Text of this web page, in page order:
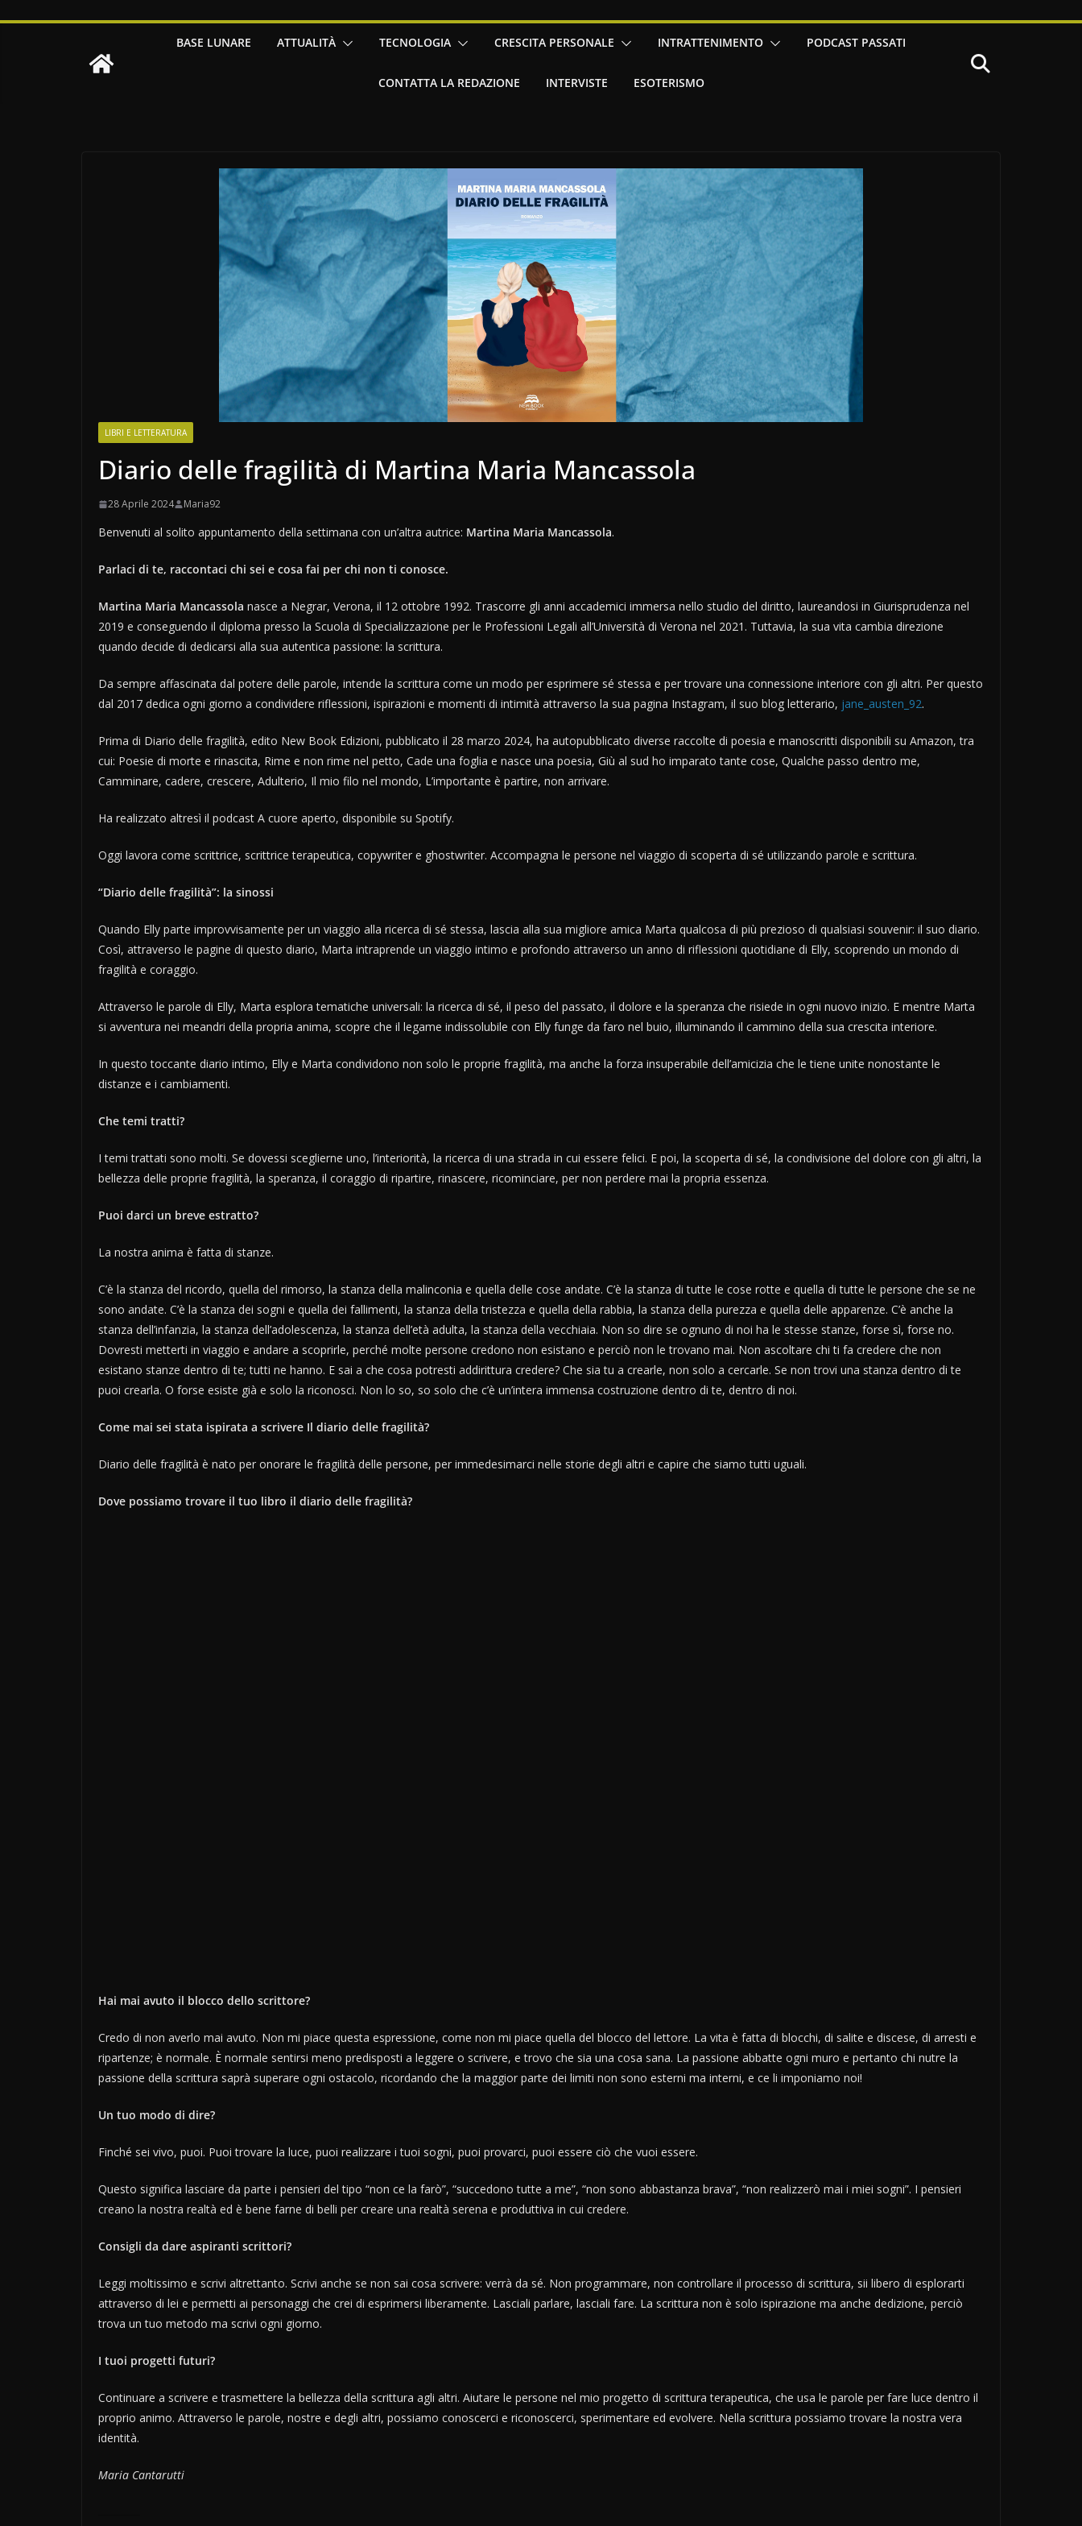
BASE LUNARE ATTUALITÀ TECNOLOGIA CRESCITA PERSONALE INTRATTENIMENTO PODCAST PASSATI
CONTATTA LA REDAZIONE INTERVISTE ESOTERISMO
LIBRI E LETTERATURA
Diario delle fragilità di Martina Maria Mancassola
28 Aprile 2024 Maria92
Benvenuti al solito appuntamento della settimana con un’altra autrice: Martina Maria Mancassola.
Parlaci di te, raccontaci chi sei e cosa fai per chi non ti conosce.
Martina Maria Mancassola nasce a Negrar, Verona, il 12 ottobre 1992. Trascorre gli anni accademici immersa nello studio del diritto, laureandosi in Giurisprudenza nel
2019 e conseguendo il diploma presso la Scuola di Specializzazione per le Professioni Legali all’Università di Verona nel 2021. Tuttavia, la sua vita cambia direzione
quando decide di dedicarsi alla sua autentica passione: la scrittura.
Da sempre affascinata dal potere delle parole, intende la scrittura come un modo per esprimere sé stessa e per trovare una connessione interiore con gli altri. Per questo
dal 2017 dedica ogni giorno a condividere riflessioni, ispirazioni e momenti di intimità attraverso la sua pagina Instagram, il suo blog letterario, jane_austen_92.
Prima di Diario delle fragilità, edito New Book Edizioni, pubblicato il 28 marzo 2024, ha autopubblicato diverse raccolte di poesia e manoscritti disponibili su Amazon, tra
cui: Poesie di morte e rinascita, Rime e non rime nel petto, Cade una foglia e nasce una poesia, Giù al sud ho imparato tante cose, Qualche passo dentro me,
Camminare, cadere, crescere, Adulterio, Il mio filo nel mondo, L’importante è partire, non arrivare.
Ha realizzato altresì il podcast A cuore aperto, disponibile su Spotify.
Oggi lavora come scrittrice, scrittrice terapeutica, copywriter e ghostwriter. Accompagna le persone nel viaggio di scoperta di sé utilizzando parole e scrittura.
“Diario delle fragilità”: la sinossi
Quando Elly parte improvvisamente per un viaggio alla ricerca di sé stessa, lascia alla sua migliore amica Marta qualcosa di più prezioso di qualsiasi souvenir: il suo diario.
Così, attraverso le pagine di questo diario, Marta intraprende un viaggio intimo e profondo attraverso un anno di riflessioni quotidiane di Elly, scoprendo un mondo di
fragilità e coraggio.
Attraverso le parole di Elly, Marta esplora tematiche universali: la ricerca di sé, il peso del passato, il dolore e la speranza che risiede in ogni nuovo inizio. E mentre Marta
si avventura nei meandri della propria anima, scopre che il legame indissolubile con Elly funge da faro nel buio, illuminando il cammino della sua crescita interiore.
In questo toccante diario intimo, Elly e Marta condividono non solo le proprie fragilità, ma anche la forza insuperabile dell’amicizia che le tiene unite nonostante le
distanze e i cambiamenti.
Che temi tratti?
I temi trattati sono molti. Se dovessi sceglierne uno, l’interiorità, la ricerca di una strada in cui essere felici. E poi, la scoperta di sé, la condivisione del dolore con gli altri, la
bellezza delle proprie fragilità, la speranza, il coraggio di ripartire, rinascere, ricominciare, per non perdere mai la propria essenza.
Puoi darci un breve estratto?
La nostra anima è fatta di stanze.
C’è la stanza del ricordo, quella del rimorso, la stanza della malinconia e quella delle cose andate. C’è la stanza di tutte le cose rotte e quella di tutte le persone che se ne
sono andate. C’è la stanza dei sogni e quella dei fallimenti, la stanza della tristezza e quella della rabbia, la stanza della purezza e quella delle apparenze. C’è anche la
stanza dell’infanzia, la stanza dell’adolescenza, la stanza dell’età adulta, la stanza della vecchiaia. Non so dire se ognuno di noi ha le stesse stanze, forse sì, forse no.
Dovresti metterti in viaggio e andare a scoprirle, perché molte persone credono non esistano e perciò non le trovano mai. Non ascoltare chi ti fa credere che non
esistano stanze dentro di te; tutti ne hanno. E sai a che cosa potresti addirittura credere? Che sia tu a crearle, non solo a cercarle. Se non trovi una stanza dentro di te
puoi crearla. O forse esiste già e solo la riconosci. Non lo so, so solo che c’è un’intera immensa costruzione dentro di te, dentro di noi.
Come mai sei stata ispirata a scrivere Il diario delle fragilità?
Diario delle fragilità è nato per onorare le fragilità delle persone, per immedesimarci nelle storie degli altri e capire che siamo tutti uguali.
Dove possiamo trovare il tuo libro il diario delle fragilità?
Hai mai avuto il blocco dello scrittore?
Credo di non averlo mai avuto. Non mi piace questa espressione, come non mi piace quella del blocco del lettore. La vita è fatta di blocchi, di salite e discese, di arresti e
ripartenze; è normale. È normale sentirsi meno predisposti a leggere o scrivere, e trovo che sia una cosa sana. La passione abbatte ogni muro e pertanto chi nutre la
passione della scrittura saprà superare ogni ostacolo, ricordando che la maggior parte dei limiti non sono esterni ma interni, e ce li imponiamo noi!
Un tuo modo di dire?
Finché sei vivo, puoi. Puoi trovare la luce, puoi realizzare i tuoi sogni, puoi provarci, puoi essere ciò che vuoi essere.
Questo significa lasciare da parte i pensieri del tipo “non ce la farò”, “succedono tutte a me”, “non sono abbastanza brava”, “non realizzerò mai i miei sogni”. I pensieri
creano la nostra realtà ed è bene farne di belli per creare una realtà serena e produttiva in cui credere.
Consigli da dare aspiranti scrittori?
Leggi moltissimo e scrivi altrettanto. Scrivi anche se non sai cosa scrivere: verrà da sé. Non programmare, non controllare il processo di scrittura, sii libero di esplorarti
attraverso di lei e permetti ai personaggi che crei di esprimersi liberamente. Lasciali parlare, lasciali fare. La scrittura non è solo ispirazione ma anche dedizione, perciò
trova un tuo metodo ma scrivi ogni giorno.
I tuoi progetti futuri?
Continuare a scrivere e trasmettere la bellezza della scrittura agli altri. Aiutare le persone nel mio progetto di scrittura terapeutica, che usa le parole per fare luce dentro il
proprio animo. Attraverso le parole, nostre e degli altri, possiamo conoscerci e riconoscerci, sperimentare ed evolvere. Nella scrittura possiamo trovare la nostra vera
identità.
Maria Cantarutti